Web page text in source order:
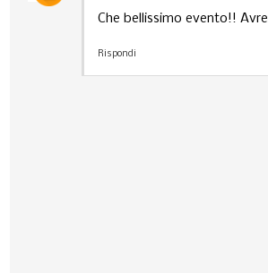
Che bellissimo evento!!
Rispondi